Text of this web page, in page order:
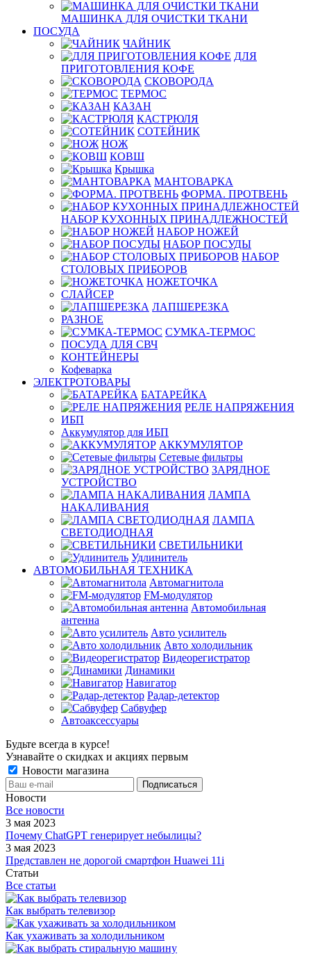
МАШИНКА ДЛЯ ОЧИСТКИ ТКАНИ
ПОСУДА
ЧАЙНИК
ДЛЯ
ПРИГОТОВЛЕНИЯ КОФЕ
СКОВОРОДА
ТЕРМОС
КАЗАН
КАСТРЮЛЯ
СОТЕЙНИК
НОЖ
КОВШ
Крышка
МАНТОВАРКА
ФОРМА. ПРОТВЕНЬ
НАБОР КУХОННЫХ ПРИНАДЛЕЖНОСТЕЙ
НАБОР НОЖЕЙ
НАБОР ПОСУДЫ
НАБОР
СТОЛОВЫХ ПРИБОРОВ
НОЖЕТОЧКА
СЛАЙСЕР
ЛАПШЕРЕЗКА
РАЗНОЕ
СУМКА-ТЕРМОС
ПОСУДА ДЛЯ СВЧ
КОНТЕЙНЕРЫ
Кофеварка
ЭЛЕКТРОТОВАРЫ
БАТАРЕЙКА
РЕЛЕ НАПРЯЖЕНИЯ
ИБП
Аккумулятор для ИБП
АККУМУЛЯТОР
Сетевые фильтры
ЗАРЯДНОЕ
УСТРОЙСТВО
ЛАМПА
НАКАЛИВАНИЯ
ЛАМПА
СВЕТОДИОДНАЯ
СВЕТИЛЬНИКИ
Удлинитель
АВТОМОБИЛЬНАЯ ТЕХНИКА
Автомагнитола
FM-модулятор
Автомобильная
антенна
Авто усилитель
Авто холодильник
Видеорегистратор
Динамики
Навигатор
Радар-детектор
Сабвуфер
Автоаксессуары
Будьте всегда в курсе!
Узнавайте о скидках и акциях первым
Новости магазина
Новости
Все новости
3 мая 2023
Почему ChatGPT генерирует небылицы?
3 мая 2023
Представлен не дорогой смартфон Huawei 11i
Статьи
Все статьи
Как выбрать телевизор
Как ухаживать за холодильником